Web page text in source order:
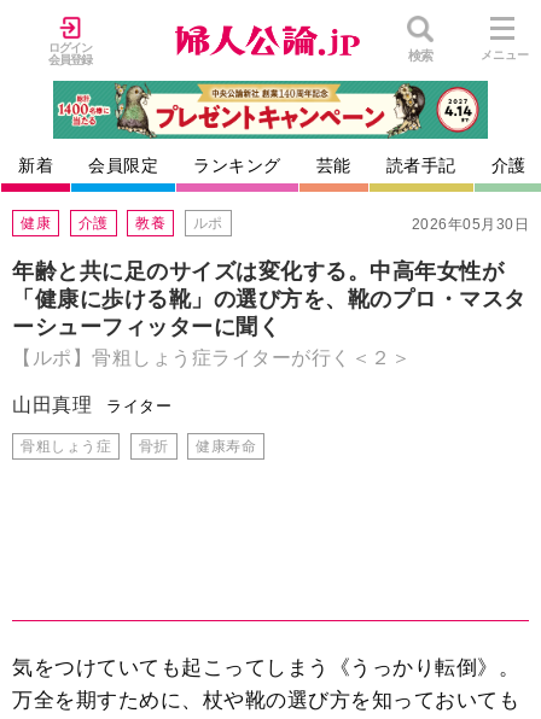
ログイン
会員登録
検索 メニュー
新着 会員限定 ランキング 芸能 読者手記 介護
2026年05月30日
健康 介護 教養 ルポ
年齢と共に足のサイズは変化する。中高年女性が
「健康に歩ける靴」の選び方を、靴のプロ・マスタ
ーシューフィッターに聞く
【ルポ】骨粗しょう症ライターが行く＜２＞
山田真理 ライター
骨粗しょう症 骨折 健康寿命
気をつけていても起こってしまう《うっかり転倒》。
万全を期すために、杖や靴の選び方を知っておいても